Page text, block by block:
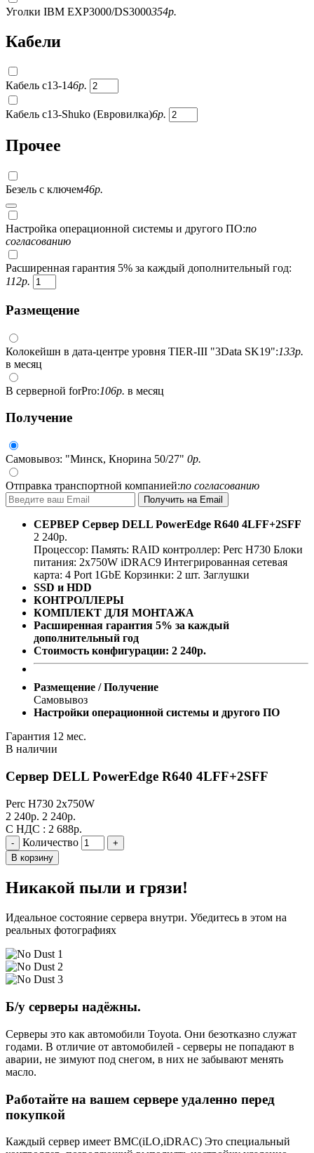
Уголки IBM EXP3000/DS3000354р.
Кабели
Кабель c13-146р.
Кабель c13-Shuko (Евровилка)6р.
Прочее
Безель с ключем46р.
Настройка операционной системы и другого ПО:по
согласованию
Расширенная гарантия 5% за каждый дополнительный год:
112р.
Размещение
Колокейшн в дата-центре уровня TIER-III "3Data SK19":133р.
в месяц
В серверной forPro:106р. в месяц
Получение
Самовывоз: "Минск, Кнорина 50/27" 0р.
Отправка транспортной компанией:по согласованию
СЕРВЕР Сервер DELL PowerEdge R640 4LFF+2SFF
2 240р.
Процессор: Память: RAID контроллер: Perc H730 Блоки
питания: 2x750W iDRAC9 Интегрированная сетевая
карта: 4 Port 1GbE Корзинки: 2 шт. Заглушки
SSD и HDD
КОНТРОЛЛЕРЫ
КОМПЛЕКТ ДЛЯ МОНТАЖА
Расширенная гарантия 5% за каждый
дополнительный год
Стоимость конфигурации: 2 240р.
Размещение / Получение
Самовывоз
Настройки операционной системы и другого ПО
Гарантия 12 мес.
В наличии
Сервер DELL PowerEdge R640 4LFF+2SFF
Perc H730 2x750W
2 240р. 2 240р.
С НДС : 2 688р.
- Количество
+
В корзину
Никакой пыли и грязи!
Идеальное состояние сервера внутри. Убедитесь в этом на
реальных фотографиях
Б/у серверы надёжны.
Серверы это как автомобили Toyota. Они безотказно служат
годами. В отличие от автомобилей - серверы не попадают в
аварии, не зимуют под снегом, в них не забывают менять
масло.
Работайте на вашем сервере удаленно перед
покупкой
Каждый сервер имеет BMC(iLO,iDRAC) Это специальный